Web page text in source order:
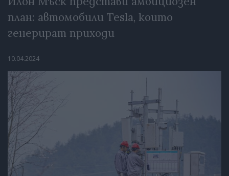
план: автомобили Tesla, които
генерират приходи
10.04.2024